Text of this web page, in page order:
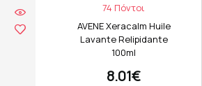
74 Πόντοι
AVENE Xeracalm Huile
Lavante Relipidante
100ml
8.01€